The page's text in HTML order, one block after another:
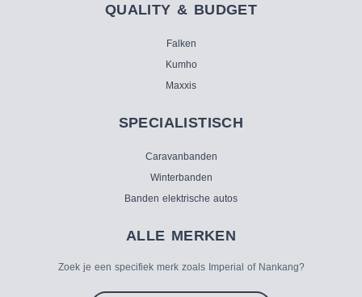
QUALITY & BUDGET
Falken
Kumho
Maxxis
SPECIALISTISCH
Caravanbanden
Winterbanden
Banden elektrische autos
ALLE MERKEN
Zoek je een specifiek merk zoals Imperial of Nankang?